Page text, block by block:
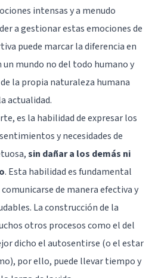
intensas y a menudo
a gestionar estas emociones de
puede marcar la diferencia en
mundo no del todo humano y
la propia naturaleza humana
actualidad.
es la habilidad de expresar los
y necesidades de
sin dañar a los demás ni
. Esta habilidad es fundamental
de manera efectiva y
La construcción de la
otros procesos como el del
dicho el autosentirse (o el estar
por ello, puede llevar tiempo y